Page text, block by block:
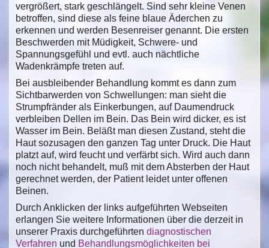
vergrößert, stark geschlängelt. Sind sehr kleine Venen
betroffen, sind diese als feine blaue Äderchen zu
erkennen und werden Besenreiser genannt. Die ersten
Beschwerden mit Müdigkeit, Schwere- und
Spannungsgefühl und evtl. auch nächtliche
Wadenkrämpfe treten auf.
Bei ausbleibender Behandlung kommt es dann zum
Sichtbarwerden von Schwellungen: man sieht die
Strumpfränder als Einkerbungen, auf Daumendruck
verbleiben Dellen im Bein. Das Bein wird dicker, es ist
Wasser im Bein. Beläßt man diesen Zustand, steht die
Haut sozusagen den ganzen Tag unter Druck. Die Haut
platzt auf, wird feucht und verfärbt sich. Wird auch dann
noch nicht behandelt, muß mit dem Absterben der Haut
gerechnet werden, der Patient leidet unter offenen
Beinen.
Durch Anklicken der links aufgeführten Webseiten
erlangen Sie weitere Informationen über die derzeit in
unserer Praxis durchgeführten diagnostischen
Verfahren und Behandlungsmöglichkeiten bei